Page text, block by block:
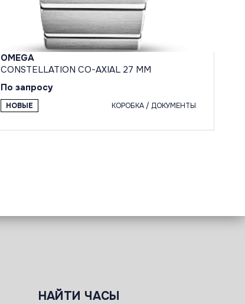
OMEGA
CONSTELLATION CO-AXIAL 27 MM
По запросу
НОВЫЕ КОРОБКА / ДОКУМЕНТЫ
НАЙТИ ЧАСЫ